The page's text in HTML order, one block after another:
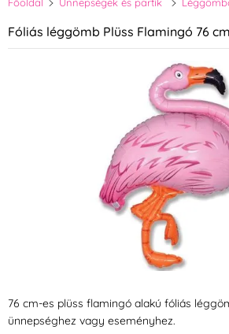
Főoldal Ünnepségek és partik
Fóliás léggömb Plüss Flamingó 76 cm
76 cm-es plüss flamingó alakú fóliás
ünnepséghez vagy eseményhez.